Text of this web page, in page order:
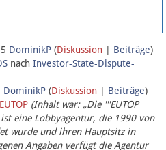
DominikP (Diskussion Beiträge)
nach Investor-State-Dispute-
DominikP (Diskussion Beiträge)
(Inhalt war: „Die '''EUTOP
eine Lobbyagentur, die 1990 von
wurde und ihren Hauptsitz in
Angaben verfügt die Agentur